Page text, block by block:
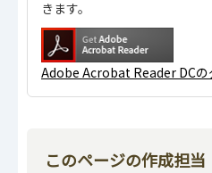
きます。
Adobe Acrobat Reader DCの
このページの作成担当